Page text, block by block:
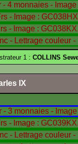
1 : COLLINS
IX